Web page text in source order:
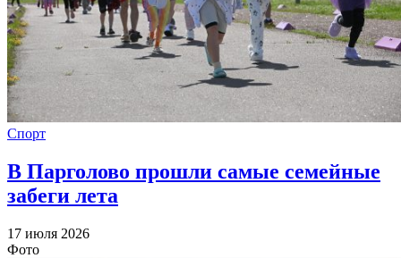
Спорт
В Парголово прошли самые семейные
забеги лета
17 июля 2026
Фото